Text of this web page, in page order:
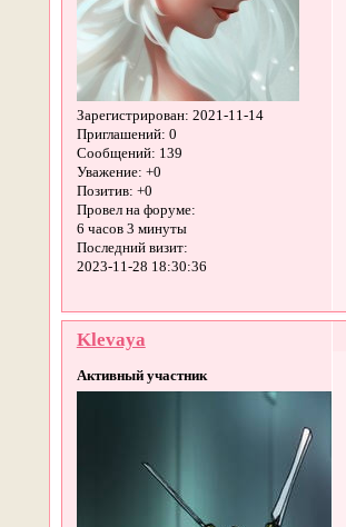
Зарегистрирован: 2021-11-14
Приглашений: 0
Сообщений: 139
Уважение: +0
Позитив: +0
Провел на форуме:
6 часов 3 минуты
Последний визит:
2023-11-28 18:30:36
Klevaya
Активный участник